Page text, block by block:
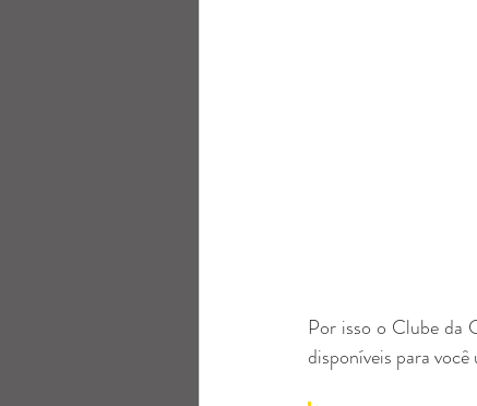
Por isso o Clube da
disponíveis para